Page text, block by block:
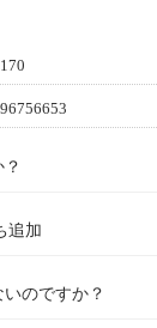
追加
のですか？